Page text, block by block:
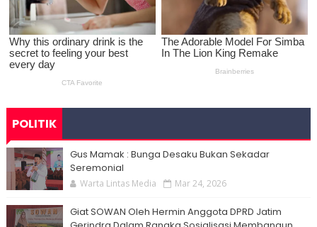
POLITIK
Gus Mamak : Bunga Desaku Bukan Sekadar
Seremonial
Warta Lintas Media Mar 24, 2026
Giat SOWAN Oleh Hermin Anggota DPRD Jatim